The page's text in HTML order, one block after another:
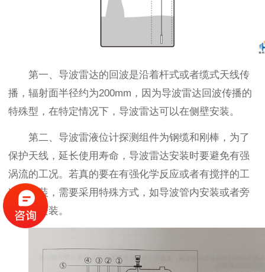
第一、导波雷达的回波是沿着杆式或者缆式天线传
播，辐射面半径约为200mm，因为导波雷达回波传播的
特殊型，在特定情况下，导波雷达可以在侧壁安装。
第二、导波雷液位计探测组件为钢缆和刚棒，为了
保护天线，延长使用寿命，导波雷达安装时要避免有强
涡流的工况。若真的要在有强化学反应或者有搅拌的工
况下安装，需要采用特殊方式，如导波管内安装或者旁
通管内安装。